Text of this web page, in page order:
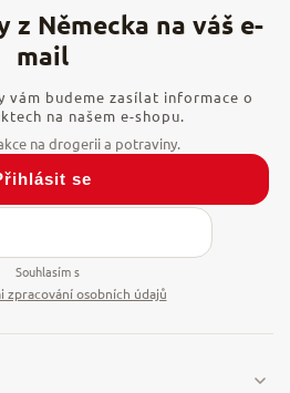
vám budeme zasílat informace o
na našem e-shopu.
Souhlasím s
zpracování osobních údajů
se